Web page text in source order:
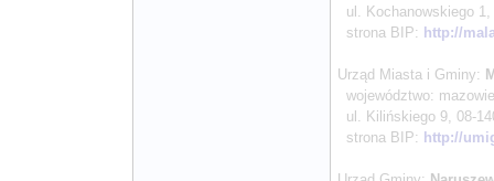
ul. Kochanowskiego
strona BIP: http://
Urząd Miasta i Gminy:
województwo:
ul. Kilińskiego 9, 08-
strona BIP: http://